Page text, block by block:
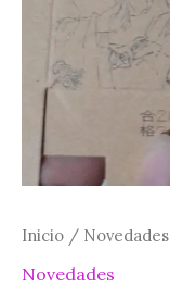
Inicio / Novedades
Novedades